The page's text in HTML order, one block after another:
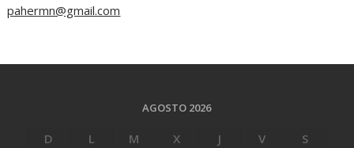
pahermn@gmail.com
AGOSTO 2026
D L M X J V
S